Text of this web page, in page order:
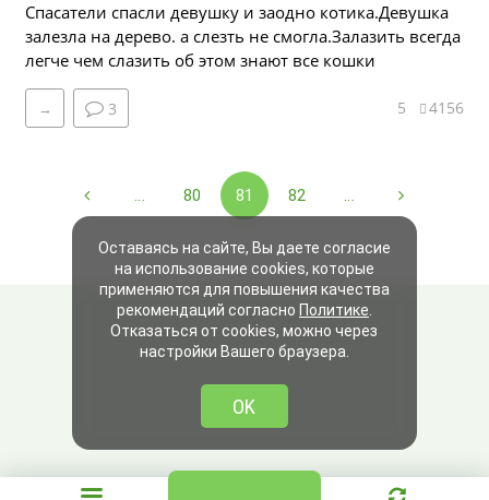
Спасатели спасли девушку и заодно котика.Девушка
залезла на дерево. а слезть не смогла.Залазить всегда
легче чем слазить об этом знают все кошки
→ 3 5 4156
... 80 81 82 ...
Оставаясь на сайте, Вы даете согласие
на использование cookies, которые
применяются для повышения качества
рекомендаций согласно Политике
Отказаться от cookies, можно через
настройки Вашего браузера.
OK